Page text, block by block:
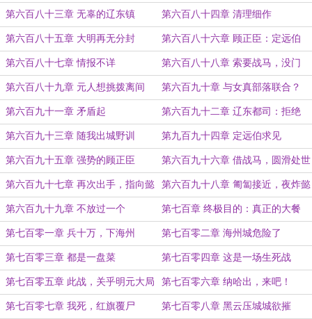
第六百八十三章 无辜的辽东镇 第六百八十四章 清理细作
第六百八十五章 大明再无分封 第六百八十六章 顾正臣：定远伯
第六百八十七章 情报不详 第六百八十八章 索要战马，没门
第六百八十九章 元人想挑拨离间 第六百九十章 与女真部落联合？
第六百九十一章 矛盾起 第六百九十二章 辽东都司：拒绝
第六百九十三章 随我出城野训 第九百九十四章 定远伯求见
第六百九十五章 强势的顾正臣 第六百九十六章 借战马，圆滑处世
第六百九十七章 再次出手，指向懿
州
第六百九十八章 匍匐接近，夜炸懿
州
第六百九十九章 不放过一个 第七百章 终极目的：真正的大餐
第七百零一章 兵十万，下海州 第七百零二章 海州城危险了
第七百零三章 都是一盘菜 第七百零四章 这是一场生死战
第七百零五章 此战，关乎明元大局 第七百零六章 纳哈出，来吧！
第七百零七章 我死，红旗覆尸 第七百零八章 黑云压城城欲摧